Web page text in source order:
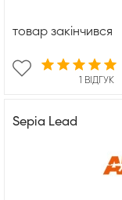
1 ВІДГУК
товар закінчився
Sepia Lead